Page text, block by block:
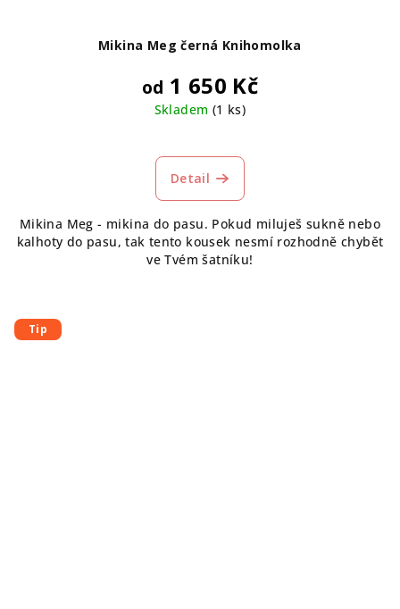
Mikina Meg černá Knihomolka
od 1 650 Kč
Skladem (1 ks)
hodnocení
produktu
z
5
hvězdiček.
Detail
Mikina Meg - mikina do pasu. Pokud miluješ sukně nebo
kalhoty do pasu, tak tento kousek nesmí rozhodně chybět
ve Tvém šatníku!
Tip